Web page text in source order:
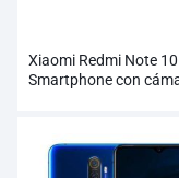
Xiaomi Redmi Note 10
Smartphone con